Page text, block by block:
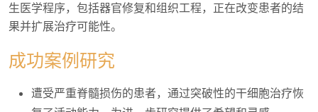
生医学程序，包括器官修复和组织工程，正在改变患者的结
果并扩展治疗可能性。
成功案例研究
遭受严重脊髓损伤的患者，通过突破性的干细胞治疗恢